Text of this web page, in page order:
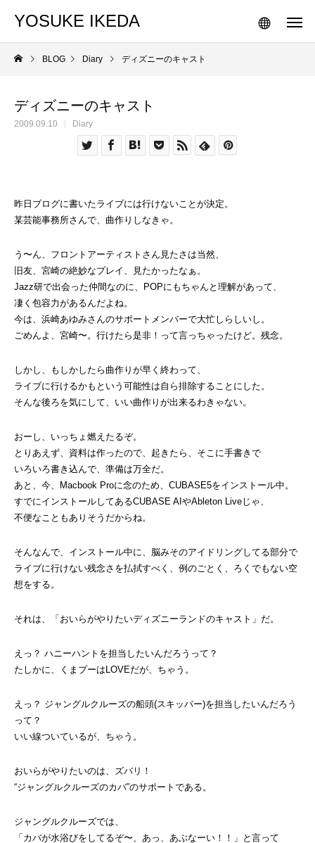
YOSUKE IKEDA
BLOG Diary ディズニーのキャスト
ディズニーのキャスト
2009.09.10 Diary
昨日ブログに書いたライブには行けないことが決定。
某芸能事務所さんで、曲作りしなきゃ。
う〜ん、フロントアーティストさん見たさは当然、
旧友、宮崎の絶妙なプレイ、見たかったなぁ。
Jazz研で出会った仲間なのに、POPにもちゃんと理解があって、
凄く包容力があるんだよね。
今は、浜崎あゆみさんのサポートメンバーで大忙しらしいし。
ごめんよ、宮崎〜。行けたら是非！って言っちゃったけど。残念。
しかし、もしかしたら曲作りが早く終わって、
ライブに行けるかもという可能性は自ら排除することにした。
そんな後ろを気にして、いい曲作りが出来るわきゃない。
おーし、いっちょ燃えたるぞ。
とりあえず、資料は作ったので、起きたら、そこに手書きで
いろいろ書き込んで、準備は万全だ。
あと、今、Macbook Proに念のため、CUBASE5をインストール中。
すでにインストールしてあるCUBASE AIやAbleton Liveじゃ、
不便なこともありそうだからね。
そんなんで、インストール中に、脳みそのアイドリングしてる部分で
ライブに行けない残念さを払拭すべく、例のごとく、ろくでもない空
想をする。
それは、「おいらがやりたいディズニーランドのキャスト」だ。
えっ？ ハニーハントを担当したいんだろうって？
たしかに、くまプーはLOVEだが、ちゃう。
えっ？ ジャングルクルーズの船頭(スキッパー)を担当したいんだろう
って？
いい線ついているが、ちゃう。
おいらがやりたいのは、ズバリ！
“ジャングルクルーズのカバ”のサポートである。
ジャングルクルーズでは、
「カバが水浴びをしてるぞ〜、あっ、あぶなーい！！」と言って